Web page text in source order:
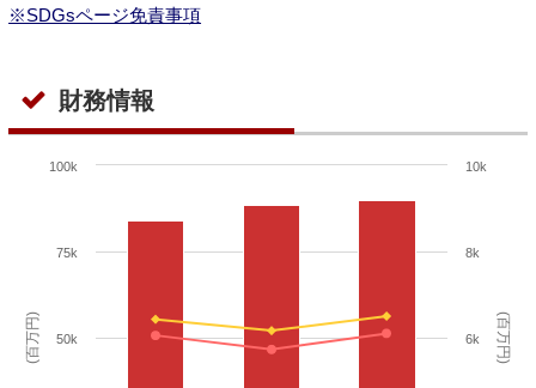
※SDGsページ免責事項
財務情報
(百万円) (百万円)
50k
75k
100k
6k
8k
10k